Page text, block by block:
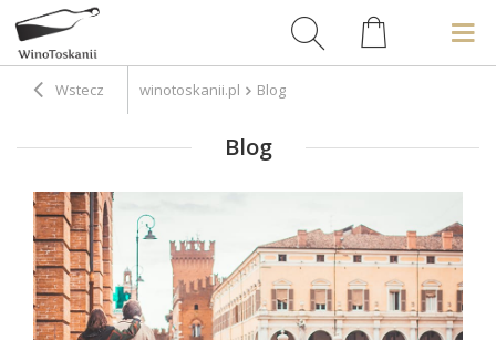
Wstecz winotoskanii.pl Blog
Blog